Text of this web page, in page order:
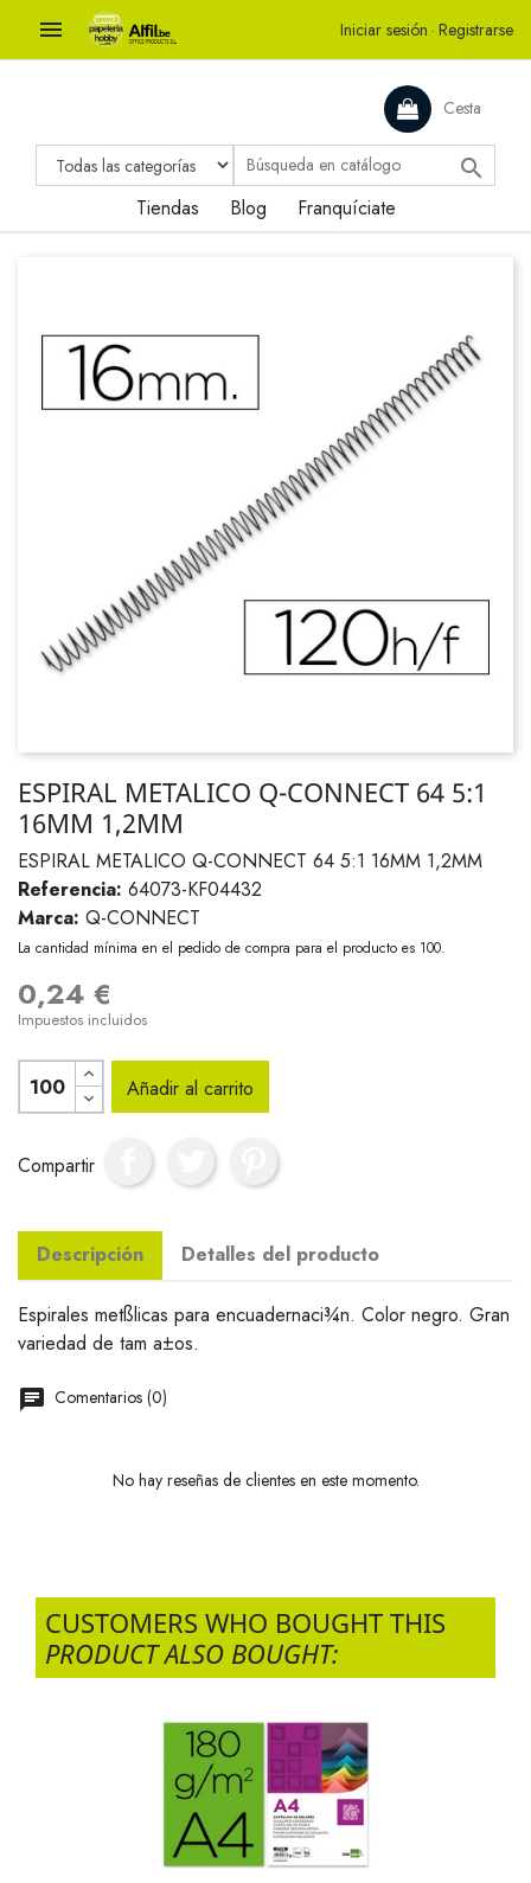
 Iniciar sesión · Registrarse
Cesta

Tiendas Blog Franquíciate
ESPIRAL METALICO Q-CONNECT 64 5:1
16MM 1,2MM
ESPIRAL METALICO Q-CONNECT 64 5:1 16MM 1,2MM
Referencia: 64073-KF04432
Marca: Q-CONNECT
La cantidad mínima en el pedido de compra para el producto es 100.
0,24 €
Impuestos incluidos
Añadir al carrito
Compartir
Descripción Detalles del producto
Espirales metßlicas para encuadernaci¾n. Color negro. Gran
variedad de tam a±os.
Comentarios (0)
No hay reseñas de clientes en este momento.
CUSTOMERS WHO BOUGHT THIS
PRODUCT ALSO BOUGHT: